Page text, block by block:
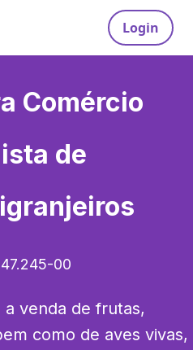
Login
Comércio
de
47.245-00
a venda de frutas,
como de aves vivas,